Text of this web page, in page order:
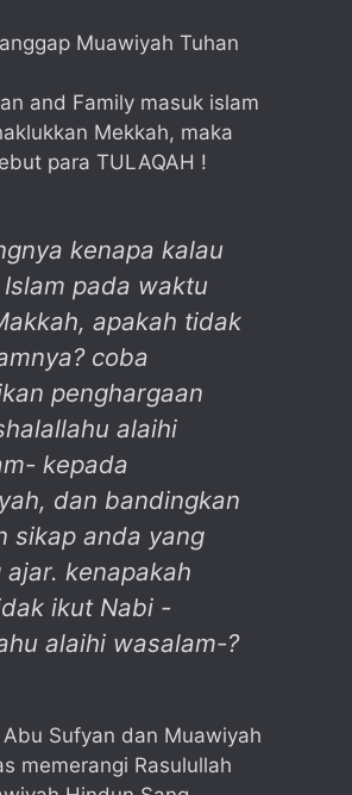
Muawiyah Tuhan
and Family masuk islam
Mekkah, maka
para TULAQAH !
kenapa kalau
pada waktu
apakah tidak
coba
penghargaan
alaihi
kepada
dan bandingkan
sikap anda yang
ajar. kenapakah
ikut Nabi -
alaihi wasalam-?
Sufyan dan Muawiyah
memerangi Rasulullah